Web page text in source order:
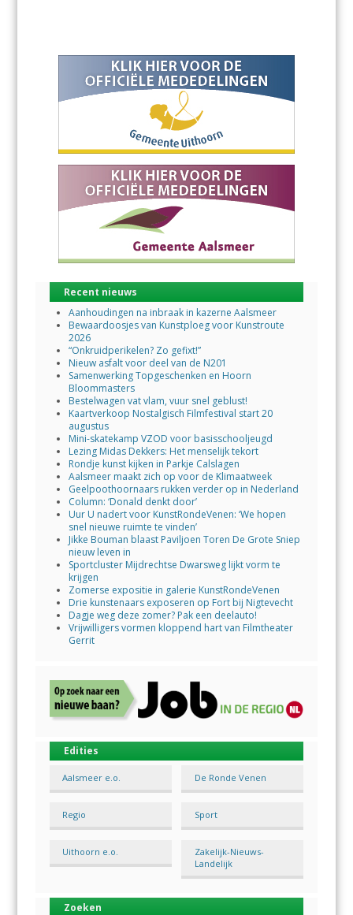
Recent nieuws
Aanhoudingen na inbraak in kazerne Aalsmeer
Bewaardoosjes van Kunstploeg voor Kunstroute
2026
“Onkruidperikelen? Zo gefixt!”
Nieuw asfalt voor deel van de N201
Samenwerking Topgeschenken en Hoorn
Bloommasters
Bestelwagen vat vlam, vuur snel geblust!
Kaartverkoop Nostalgisch Filmfestival start 20
augustus
Mini-skatekamp VZOD voor basisschooljeugd
Lezing Midas Dekkers: Het menselijk tekort
Rondje kunst kijken in Parkje Calslagen
Aalsmeer maakt zich op voor de Klimaatweek
Geelpoothoornaars rukken verder op in Nederland
Column: ‘Donald denkt door’
Uur U nadert voor KunstRondeVenen: ‘We hopen
snel nieuwe ruimte te vinden’
Jikke Bouman blaast Paviljoen Toren De Grote Sniep
nieuw leven in
Sportcluster Mijdrechtse Dwarsweg lijkt vorm te
krijgen
Zomerse expositie in galerie KunstRondeVenen
Drie kunstenaars exposeren op Fort bij Nigtevecht
Dagje weg deze zomer? Pak een deelauto!
Vrijwilligers vormen kloppend hart van Filmtheater
Gerrit
Edities
Aalsmeer e.o. De Ronde Venen
Regio Sport
Uithoorn e.o.
Zakelijk-Nieuws-
Landelijk
Zoeken